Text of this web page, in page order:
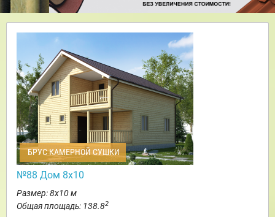
БРУС КАМЕРНОЙ СУШКИ
№88 Дом 8х10
Размер: 8х10 м
Общая площадь: 138.82